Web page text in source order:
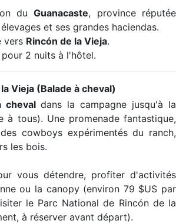
duGuanacaste, province réputée
et ses grandes haciendas.
vers Rincón de la Vieja.
2 nuits à l'hôtel.
Vieja (Balade à cheval)
chevaldans la campagne jusqu'à la
à tous). Une promenade fantastique,
cowboys expérimentés du ranch,
les bois.
vous détendre, profiter d'activités
ou la canopy (environ 79 $US par
le Parc National de Rincón de la
à réserver avant départ).